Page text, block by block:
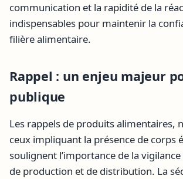
communication et la rapidité de la
indispensables pour maintenir la
filière alimentaire.
Rappel : un enjeu majeur
publique
Les rappels de produits alimentaires,
ceux impliquant la présence de corps
soulignent l’importance de la
de production et de distribution. La